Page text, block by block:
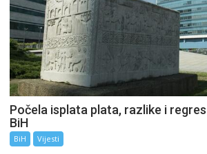
Počela isplata plata, razlike i
BiH
BiH Vijesti